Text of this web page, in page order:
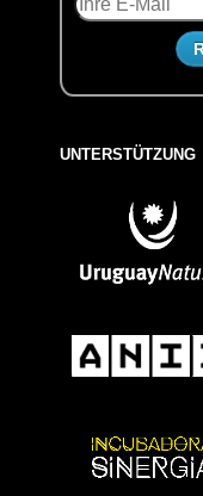
UNTERSTÜTZUNG